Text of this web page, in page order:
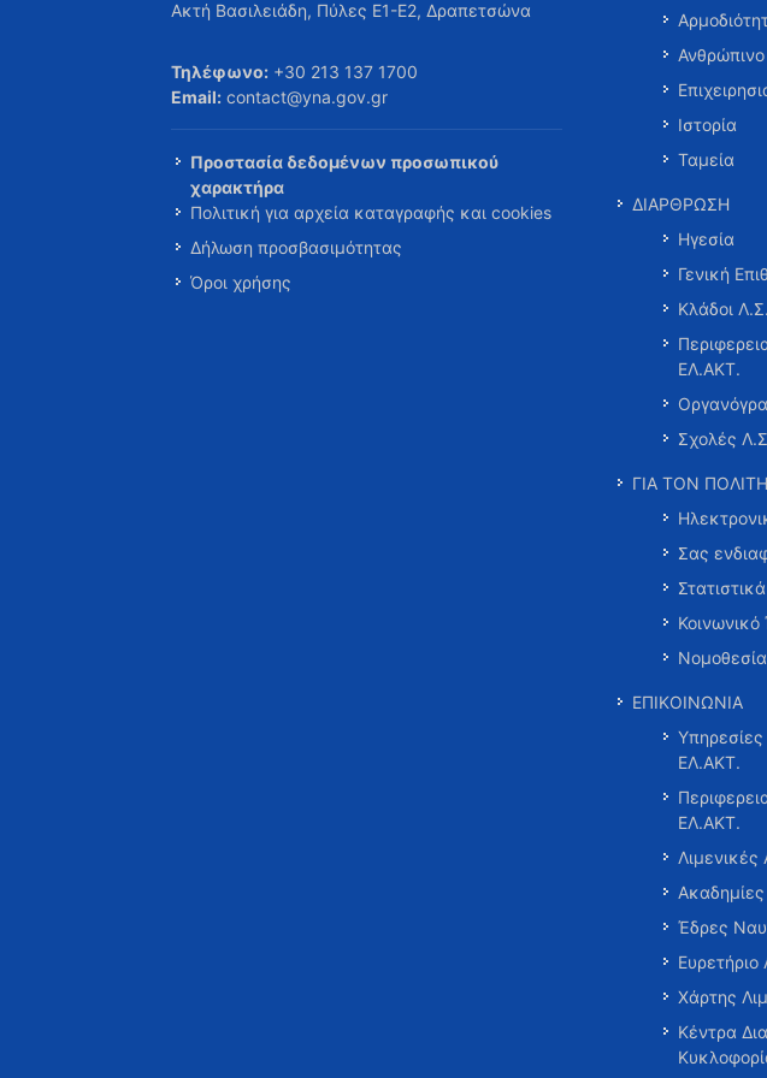
Ακτή Βασιλειάδη, Πύλες Ε1-Ε2, Δραπετσώνα
Τηλέφωνο: +30 213 137 1700
Email: contact@yna.gov.gr
Προστασία δεδομένων προσωπικού
χαρακτήρα
Πολιτική για αρχεία καταγραφής και cookies
Δήλωση προσβασιμότητας
Όροι χρήσης
Ιστορία
Ταμεία
ΔΙΑΡΘΡΩΣΗ
Ηγεσία
Γενική
Κλάδοι
ΕΛ.ΑΚΤ.
Σχολές
ΓΙΑ ΤΟΝ ΠΟΛΙΤΗ
Σας
Νομοθεσία
ΕΠΙΚΟΙΝΩΝΙΑ
ΕΛ.ΑΚΤ.
ΕΛ.ΑΚΤ.
Λιμενικές
Έδρες
Χάρτης
Κέντρα